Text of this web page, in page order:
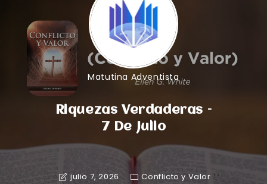
Matutina Adventista
Riquezas Verdaderas –
7 De Julio
julio 7, 2026
Conflicto y Valor